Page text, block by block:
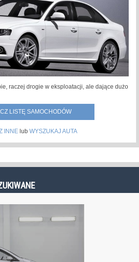
raczej drogie w eksploatacji, ale dające dużo
LISTĘ SAMOCHODÓW
INNElub WYSZUKAJ AUTA